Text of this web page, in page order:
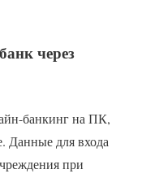
через
банкинг на ПК,
Данные для входа
при